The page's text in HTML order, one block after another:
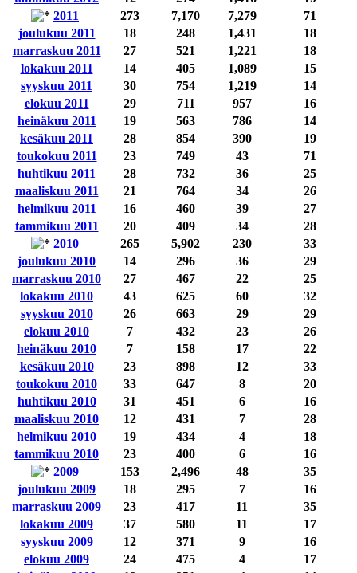
2011
273 7,170 7,279
71
joulukuu 2011
18 248 1,431
18
marraskuu 2011
27 521 1,221
18
lokakuu 2011
14 405 1,089
15
syyskuu 2011
30 754 1,219
14
elokuu 2011
29 711 957
16
heinäkuu 2011
19 563 786
14
kesäkuu 2011
28 854 390
19
toukokuu 2011
23 749 43
71
huhtikuu 2011
28 732 36
25
maaliskuu 2011
21 764 34
26
helmikuu 2011
16 460 39
27
tammikuu 2011
20 409 34
28
2010
265 5,902 230
33
joulukuu 2010
14 296 36
29
marraskuu 2010
27 467 22
25
lokakuu 2010
43 625 60
32
syyskuu 2010
26 663 29
29
elokuu 2010
7 432 23
26
heinäkuu 2010
7 158 17
22
kesäkuu 2010
23 898 12
33
toukokuu 2010
33 647 8
20
huhtikuu 2010
31 451 6
16
maaliskuu 2010
12 431 7
28
helmikuu 2010
19 434 4
18
tammikuu 2010
23 400 6
16
2009
153 2,496 48
35
joulukuu 2009
18 295 7
16
marraskuu 2009
23 417 11
35
lokakuu 2009
37 580 11
17
syyskuu 2009
12 371 9
16
elokuu 2009
24 475 4
17